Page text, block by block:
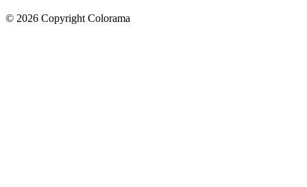
© 2026 Copyright Colorama